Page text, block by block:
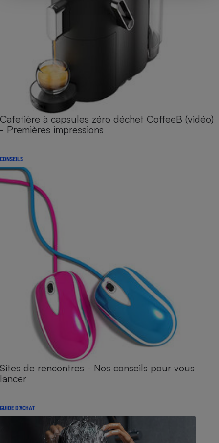
Cafetière à capsules zéro déchet CoffeeB (vidéo)
- Premières impressions
CONSEILS
Sites de rencontres - Nos conseils pour vous
lancer
GUIDE D'ACHAT